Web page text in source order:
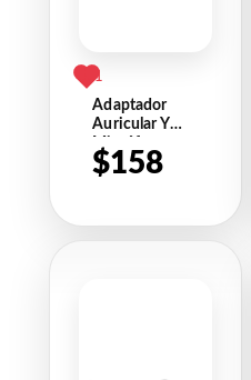
1
Adaptador
Auricular Y
Micrófono
Ideal Ps4
$158